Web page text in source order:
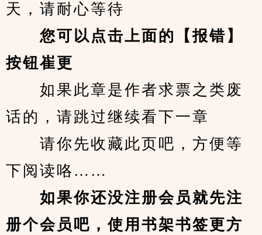
天，请耐心等待
您可以点击上面的【报错】
按钮崔更
如果此章是作者求票之类废
话的，请跳过继续看下一章
请你先收藏此页吧，方便等
下阅读咯……
如果你还没注册会员就先注
册个会员吧，使用书架书签更方